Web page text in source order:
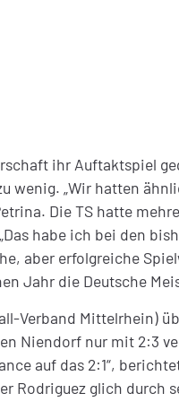
ihr Auftaktspiel
wenig. „Wir hatten
Die TS hatte
habe ich bei den
aber erfolgreiche
Jahr die Deutsche
Verband Mittelrhein)
Niendorf nur mit 2:3
auf das 2:1“,
Rodriguez glich durch